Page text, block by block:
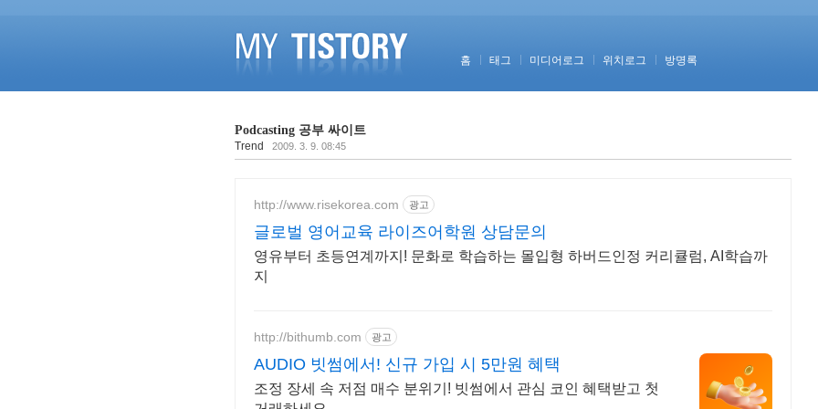
홈 태그 미디어로그 위치로그 방명록
Podcasting 공부 싸이트
Trend 2009. 3. 9. 08:45
http://www.risekorea.com 광고
글로벌 영어교육 라이즈어학원 상담문의
영유부터 초등연계까지! 문화로 학습하는 몰입형 하버드인정 커리큘럼, AI학습까
지
http://bithumb.com 광고
AUDIO 빗썸에서! 신규 가입 시 5만원 혜택
조정 장세 속 저점 매수 분위기! 빗썸에서 관심 코인 혜택받고 첫